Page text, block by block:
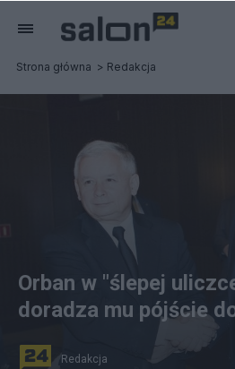
Strona główna Redakcja
Orban w "ślepej
doradza mu pójście
Redakcja